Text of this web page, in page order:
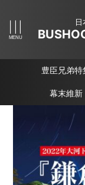
豊臣兄弟特
幕末維新